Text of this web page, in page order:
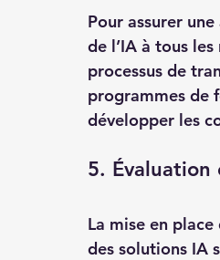
Pour assurer
de l’IA à tous
processus de
programmes de
développer les
5.
La mise en
des solutions IA